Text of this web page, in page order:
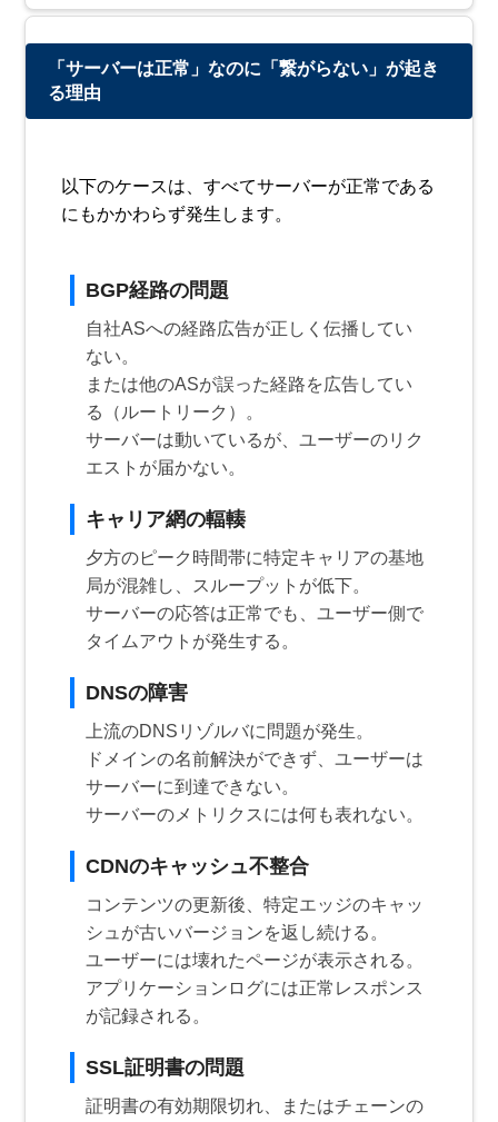
「サーバーは正常」なのに「繋がらない」が起き
る理由
以下のケースは、すべてサーバーが正常である
にもかかわらず発生します。
BGP経路の問題
自社ASへの経路広告が正しく伝播してい
ない。
または他のASが誤った経路を広告してい
る（ルートリーク）。
サーバーは動いているが、ユーザーのリク
エストが届かない。
キャリア網の輻輳
夕方のピーク時間帯に特定キャリアの基地
局が混雑し、スループットが低下。
サーバーの応答は正常でも、ユーザー側で
タイムアウトが発生する。
DNSの障害
上流のDNSリゾルバに問題が発生。
ドメインの名前解決ができず、ユーザーは
サーバーに到達できない。
サーバーのメトリクスには何も表れない。
CDNのキャッシュ不整合
コンテンツの更新後、特定エッジのキャッ
シュが古いバージョンを返し続ける。
ユーザーには壊れたページが表示される。
アプリケーションログには正常レスポンス
が記録される。
SSL証明書の問題
証明書の有効期限切れ、またはチェーンの